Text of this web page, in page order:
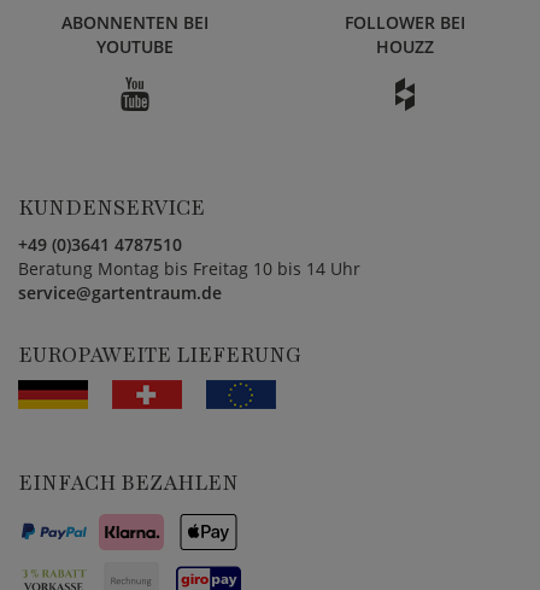
ABONNENTEN BEI
YOUTUBE
FOLLOWER BEI
HOUZZ
KUNDENSERVICE
+49 (0)3641 4787510
Beratung Montag bis Freitag 10 bis 14 Uhr
service@gartentraum.de
EUROPAWEITE LIEFERUNG
EINFACH BEZAHLEN